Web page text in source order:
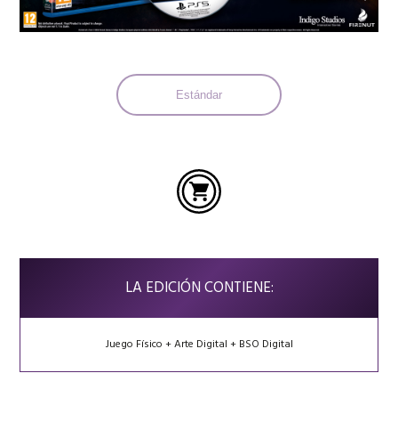
Estándar
LA EDICIÓN CONTIENE:
Juego Físico + Arte Digital + BSO Digital